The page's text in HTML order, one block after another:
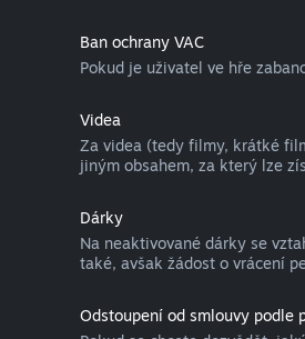
Ban ochrany VAC
Pokud je uživatel ve hře
Videa
Za videa (tedy filmy, krátké
jiným obsahem, za který lze
Dárky
Na neaktivované dárky se
také, avšak žádost o vrácení
Odstoupení od smlouvy podle